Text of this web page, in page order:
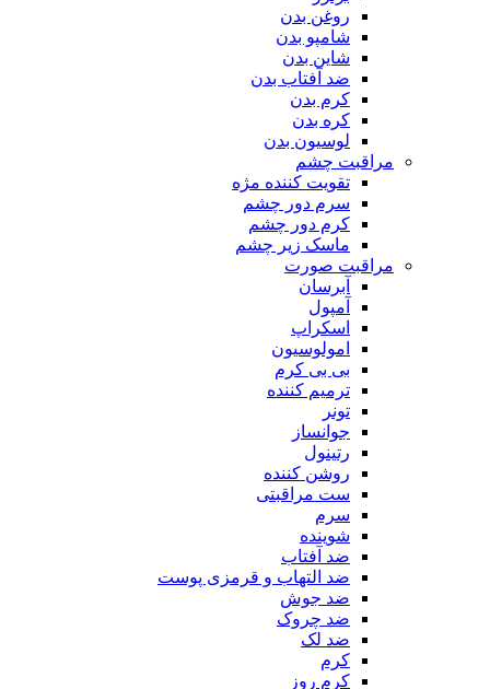
روغن بدن
شامپو بدن
شاین بدن
ضد آفتاب بدن
کرم بدن
کره بدن
لوسیون بدن
مراقبت چشم
تقویت کننده مژه
سرم دور چشم
کرم دور چشم
ماسک زیر چشم
مراقبت صورت
آبرسان
آمپول
اسکراپ
امولوسیون
بی بی کرم
ترمیم کننده
تونر
جوانساز
رتینول
روشن کننده
ست مراقبتی
سرم
شوینده
ضد آفتاب
ضد التهاب و قرمزی پوست
‌ضد جوش
ضد چروک
ضد لک
کرم
کرم روز